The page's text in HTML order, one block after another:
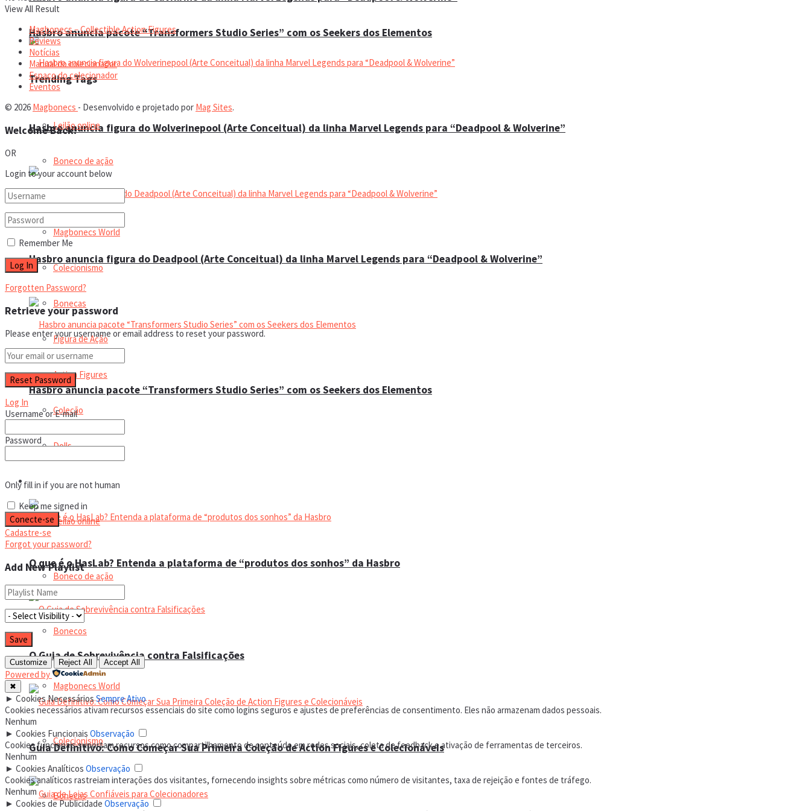
Hasbro anuncia figura do Wolverinepool (Arte Conceitual) da linha Marvel Legends para “Deadpool & Wolverine”
Hasbro anuncia figura do Deadpool (Arte Conceitual) da linha Marvel Legends para “Deadpool & Wolverine”
Hasbro anuncia pacote “Transformers Studio Series” com os Seekers dos Elementos
Leilão online
Boneco de ação
Bonecos
Magbonecs World
Colecionismo
Bonecas
Hasbro anuncia pacote “Transformers Studio Series” com os Seekers dos Elementos
Trending Tags
Leilão online
Boneco de ação
Magbonecs World
Colecionismo
Bonecas
Figura de Ação
Action Figures
Coleção
Dolls
Manual do colecionador
O que é o HasLab? Entenda a plataforma de “produtos dos sonhos” da Hasbro
O Guia de Sobrevivência contra Falsificações
Guia Definitivo: Como Começar Sua Primeira Coleção de Action Figures e Colecionáveis
View All Result
Magbonecs – Collectible Action Figures
Reviews
Notícias
Manual do colecionador
Espaço do colecionador
Eventos
© 2026 Magbonecs - Desenvolvido e projetado por Mag Sites.
Welcome Back!
OR
Login to your account below
Remember Me
Forgotten Password?
Retrieve your password
Please enter your username or email address to reset your password.
Log In
Username or E-mail
Password
Only fill in if you are not human
Keep me signed in
Cadastre-se
Forgot your password?
Add New Playlist
Customize Reject All Accept All
Powered by
✖
► Cookies Necessários Sempre Ativo
Cookies necessários ativam recursos essenciais do site como logins seguros e ajustes de preferências de consentimento. Eles não armazenam dados pessoais.
Nenhum
► Cookies Funcionais Observação
Cookies funcionais suportam recursos como compartilhamento de conteúdo em redes sociais, coleta de feedback e ativação de ferramentas de terceiros.
Nenhum
► Cookies Analíticos Observação
Cookies analíticos rastreiam interações dos visitantes, fornecendo insights sobre métricas como número de visitantes, taxa de rejeição e fontes de tráfego.
Nenhum
► Cookies de Publicidade Observação